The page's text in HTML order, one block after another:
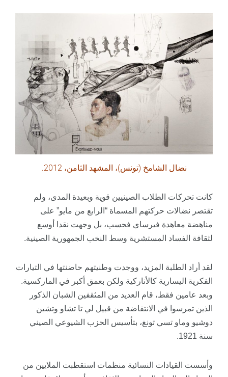
نضال الشامخ (تونس)، المشهد الثامن، 2012.
كانت تحركات الطلاب الصينيين قوية وبعيدة المدى، ولم
تقتصر نضالات حركتهم المسماة “الرابع من مايو” على
مناهضة معاهدة فيرساي فحسب، بل وجهت نقدا أوسع
لثقافة الفساد المستشرية وسط النخب الجمهورية الصينية.
لقد أراد الطلبة المزيد، ووجدت وطنيتهم حاضنتها في التيارات
الفكرية اليسارية كالأناركية ولكن بعمق أكبر في الماركسية.
وبعد عامين فقط، قام العديد من المثقفين الشبان الذكور
الذين تمرسوا في الانتفاضة من قبيل لي تا تشاو وتشين
دوشيو وماو تسي تونغ، بتأسيس الحزب الشيوعي الصيني
سنة 1921.
وأسست القيادات النسائية منظمات استقطبت الملايين من